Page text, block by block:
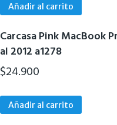
Añadir al carrito
Carcasa Pink MacBook
al 2012 a1278
$24.900
Añadir al carrito